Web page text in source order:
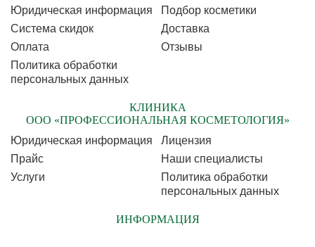
Юридическая информация
Подбор косметики
Cистема скидок
Доставка
Оплата
Отзывы
Политика обработки
персональных данных
КЛИНИКА
ООО «ПРОФЕССИОНАЛЬНАЯ КОСМЕТОЛОГИЯ»
Юридическая информация
Лицензия
Прайс
Наши специалисты
Услуги
Политика обработки
персональных данных
ИНФОРМАЦИЯ